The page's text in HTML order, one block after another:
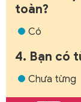
toàn?
Có
4. Bạn có
Chưa từng